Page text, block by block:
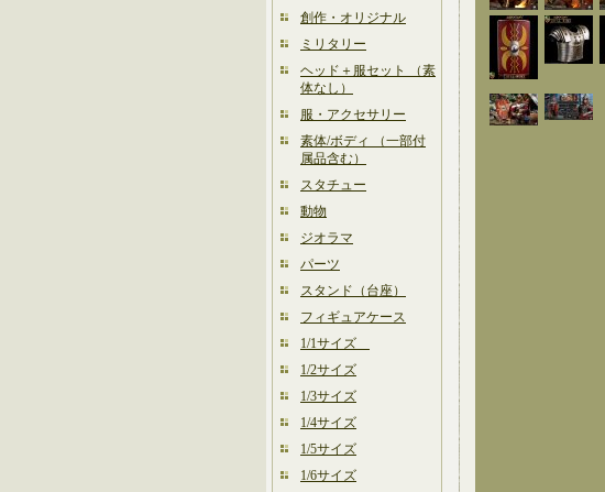
創作・オリジナル
ミリタリー
ヘッド＋服セット （素
体なし）
服・アクセサリー
素体/ボディ （一部付
属品含む）
スタチュー
動物
ジオラマ
パーツ
スタンド（台座）
フィギュアケース
1/1サイズ
1/2サイズ
1/3サイズ
1/4サイズ
1/5サイズ
1/6サイズ